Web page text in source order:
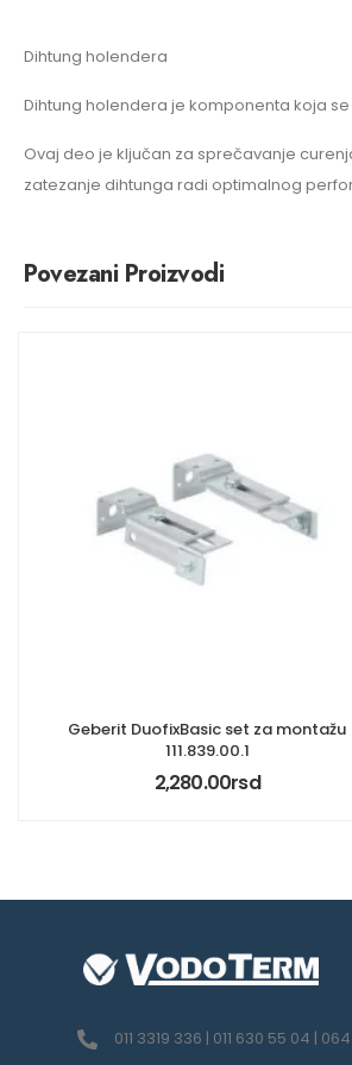
Dihtung holendera
Dihtung holendera je komponenta koja
Ovaj deo je ključan za sprečavanje
zatezanje dihtunga radi optimalnog
Povezani Proizvodi
Geberit DuofixBasic set za montažu
111.839.00.1
2,280.00rsd
011 3319 336 | 011 630 55 04 |